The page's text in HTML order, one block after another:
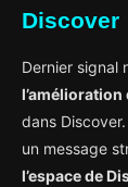
Discover
Dernier signal
dans
un message
l’espace de